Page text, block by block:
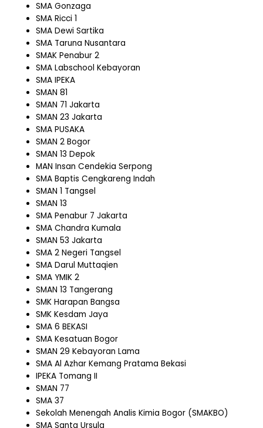
SMA Gonzaga
SMA Ricci 1
SMA Dewi Sartika
SMA Taruna Nusantara
SMAK Penabur 2
SMA Labschool Kebayoran
SMA IPEKA
SMAN 81
SMAN 71 Jakarta
SMAN 23 Jakarta
SMA PUSAKA
SMAN 2 Bogor
SMAN 13 Depok
MAN Insan Cendekia Serpong
SMA Baptis Cengkareng Indah
SMAN 1 Tangsel
SMAN 13
SMA Penabur 7 Jakarta
SMA Chandra Kumala
SMAN 53 Jakarta
SMA 2 Negeri Tangsel
SMA Darul Muttaqien
SMA YMIK 2
SMAN 13 Tangerang
SMK Harapan Bangsa
SMK Kesdam Jaya
SMA 6 BEKASI
SMA Kesatuan Bogor
SMAN 29 Kebayoran Lama
SMA Al Azhar Kemang Pratama Bekasi
IPEKA Tomang II
SMAN 77
SMA 37
Sekolah Menengah Analis Kimia Bogor (SMAKBO)
SMA Santa Ursula